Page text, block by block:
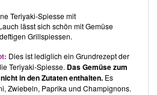
der Rezeptteil des Buches.
& Salate,Hauptspeisen,Snacks, Brote
.
man eine Zutat vorher einweichen
Kühlung benötigt, so ist dies
Rezepte findet man Tipps bezüglich
Hinweise zu den Zutaten.
Teriyaki-Spiesse mit
lässt sich schön mit Gemüse
Grillspiessen.
Dies ist lediglich ein Grundrezeptder
Teriyaki-Spiesse. Das Gemüse zum
in den Zutaten enthalten. Es
Zwiebeln, Paprika und Champignons.